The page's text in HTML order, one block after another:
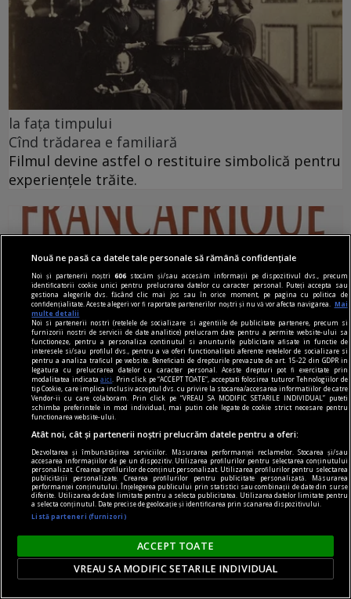
la fața timpului
Cînd trădarea e familiară
Filmul devine astfel o restituire simbolică pentru
experiențele trăite.
la faţa timpului
Sfîrșitul visului african
Începutul „oficial” al Françafrique e considerat
anul 1962, cînd Charles de Gaulle l-a însărcinat pe
Jacques Foccart, întemeietorul unei firme de
import-export de succes, cu coordonarea
politicii africane a Franței.
Nouă ne pasă ca datele tale personale să rămână confidențiale
Noi și partenerii noștri606 stocăm și/sau accesăm informații pe dispozitivul dvs., precum
identificatorii cookie unici pentru prelucrarea datelor cu caracter personal. Puteți accepta sau
gestiona alegerile dvs. făcând clic mai jos sau în orice moment, pe pagina cu politica de
confidențialitate. Aceste alegeri vor fi raportate partenerilor noștri și nu vă vor afecta navigarea.
Mai
multe detalii
Noi si partenerii nostri (retelele de socializare si agentiile de publicitate partenere, precum si
furnizorii nostri de servicii de date analitice) prelucram date pentru a permite website-ului sa
functioneze, pentru a personaliza continutul si anunturile publicitare afisate in functie de
interesele si/sau profilul dvs., pentru a va oferi functionalitati aferente retelelor de socializare si
pentru a analiza traficul pe website. Beneficiati de drepturile prevazute de art. 15-22 din GDPR in
legatura cu prelucrarea datelor cu caracter personal. Aceste drepturi pot fi exercitate prin
modalitatea indicataaici
. Prin click pe “ACCEPT TOATE”, acceptati folosirea tuturor Tehnologiilor de
tip Cookie, care implica inclusiv acceptul dvs. cu privire la stocarea/accesarea informatiilor de catre
Vendor-ii cu care colaboram. Prin click pe “VREAU SA MODIFIC SETARILE INDIVIDUAL” puteti
schimba preferintele in mod individual, mai putin cele legate de cookie strict necesare pentru
functionarea website-ului.
Atât noi, cât și partenerii noștri prelucrăm datele pentru a oferi:
Dezvoltarea și îmbunătățirea serviciilor. Măsurarea performanței reclamelor. Stocarea și/sau
accesarea informațiilor de pe un dispozitiv. Utilizarea profilurilor pentru selectarea conținutului
personalizat. Crearea profilurilor de conținut personalizat. Utilizarea profilurilor pentru selectarea
publicității personalizate. Crearea profilurilor pentru publicitate personalizată. Măsurarea
performanței conținutului. Înțelegerea publicului prin statistici sau combinații de date din surse
diferite. Utilizarea de date limitate pentru a selecta publicitatea. Utilizarea datelor limitate pentru
a selecta conținutul. Date precise de geolocație și identificarea prin scanarea dispozitivului.
Listă parteneri (furnizori)
ACCEPT TOATE
VREAU SA MODIFIC SETARILE INDIVIDUAL